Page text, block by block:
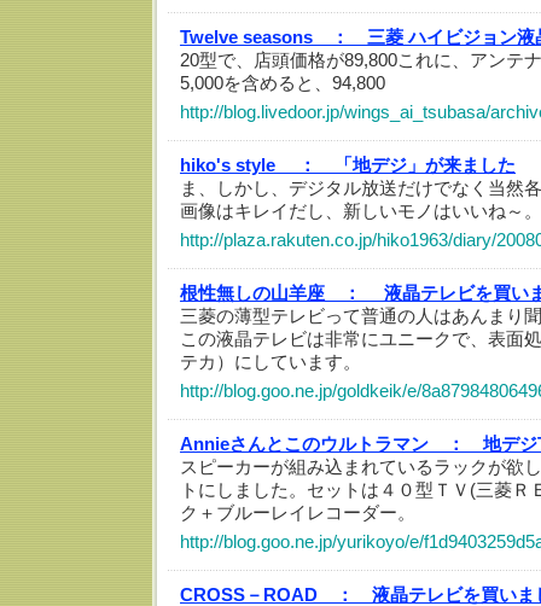
Twelve seasons ：
三菱 ハイビジョン
20型で、店頭価格が89,800これに、アンテ
5,000を含めると、94,800
http://blog.livedoor.jp/wings_ai_tsubasa/
hiko's style ：
「地デジ」が来ました
ま、しかし、デジタル放送だけでなく当然
画像はキレイだし、新しいモノはいいね～。
http://plaza.rakuten.co.jp/hiko1963/diary/
根性無しの山羊座 ：
液晶テレビを買い
三菱の薄型テレビって普通の人はあんまり
この液晶テレビは非常にユニークで、表面
テカ）にしています。
http://blog.goo.ne.jp/goldkeik/e/
Annieさんとこのウルトラマン ：
地デ
スピーカーが組み込まれているラックが欲
トにしました。セットは４０型ＴＶ(三菱Ｒ
ク＋ブルーレイレコーダー。
http://blog.goo.ne.jp/yurikoyo/e/
CROSS－ROAD ：
液晶テレビを買いま